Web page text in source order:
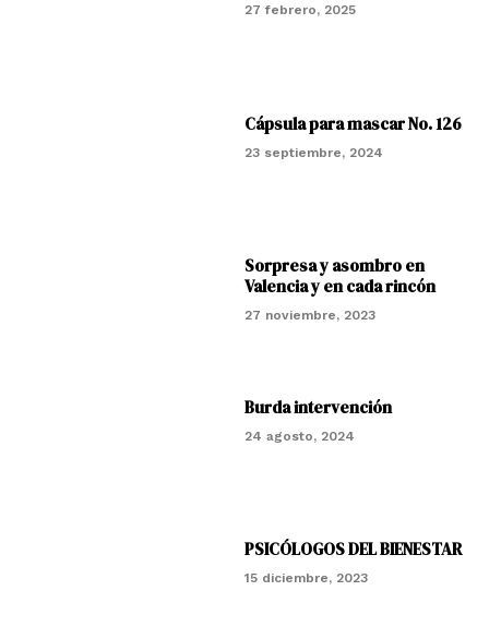
27 febrero, 2025
Cápsula para mascar No. 126
23 septiembre, 2024
Sorpresa y asombro en
Valencia y en cada rincón
27 noviembre, 2023
Burda intervención
24 agosto, 2024
PSICÓLOGOS DEL BIENESTAR
15 diciembre, 2023